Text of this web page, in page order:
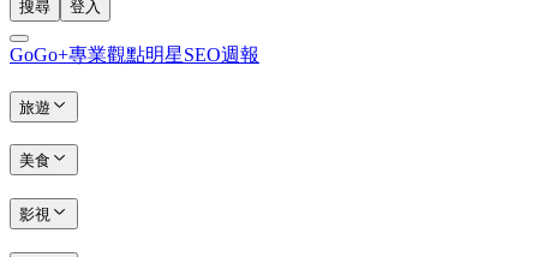
搜尋 登入
GoGo+專業觀點明星SEO週報
旅遊
美食
影視